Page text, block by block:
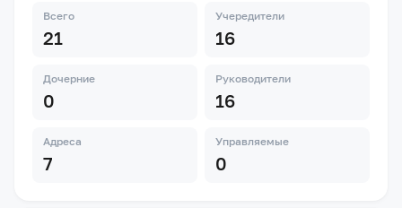
Всего
21
Учередители
16
Дочерние
0
Руководители
16
Адреса
7
Управляемые
0